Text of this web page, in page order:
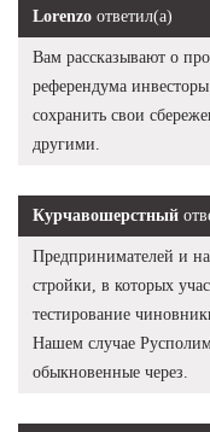
Lorenzo ответил(а)
Вам рассказывают о
референдума
сохранить свои
другими.
Курчавошерстный
Предпринимателей и
стройки, в которых
тестирование
Нашем случае
обыкновенные через.